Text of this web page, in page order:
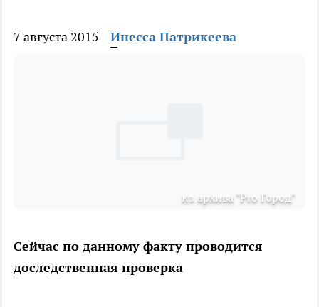
7 августа 2015 Инесса Патрикеева
из архива "Pro Город"
Сейчас по данному факту проводится
доследственная проверка